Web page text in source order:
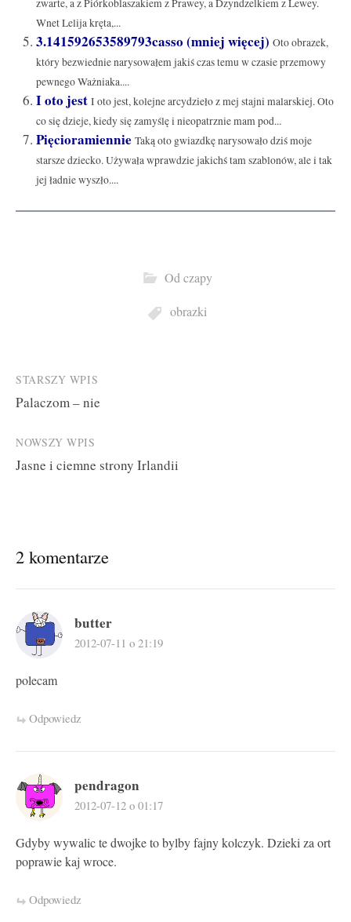
zwarte, a z Piórkoblaszakiem z Prawey, a Dzyndzelkiem z Lewey.
Wnet Lelija kręta,...
3.141592653589793casso (mniej więcej) Oto obrazek,
który bezwiednie narysowałem jakiś czas temu w czasie przemowy
pewnego Ważniaka....
I oto jest I oto jest, kolejne arcydzieło z mej stajni malarskiej. Oto
co się dzieje, kiedy się zamyślę i nieopatrznie mam pod...
Pięcioramiennie Taką oto gwiazdkę narysowało dziś moje
starsze dziecko. Używała wprawdzie jakichś tam szablonów, ale i tak
jej ładnie wyszło....
Od czapy
obrazki
Post
navigation
STARSZY WPIS
Palaczom – nie
NOWSZY WPIS
Jasne i ciemne strony Irlandii
2 komentarze
butter
2012-07-11 o 21:19
polecam
Odpowiedz
pendragon
2012-07-12 o 01:17
Gdyby wywalic te dwojke to bylby fajny kolczyk. Dzieki za ort
poprawie kaj wroce.
Odpowiedz